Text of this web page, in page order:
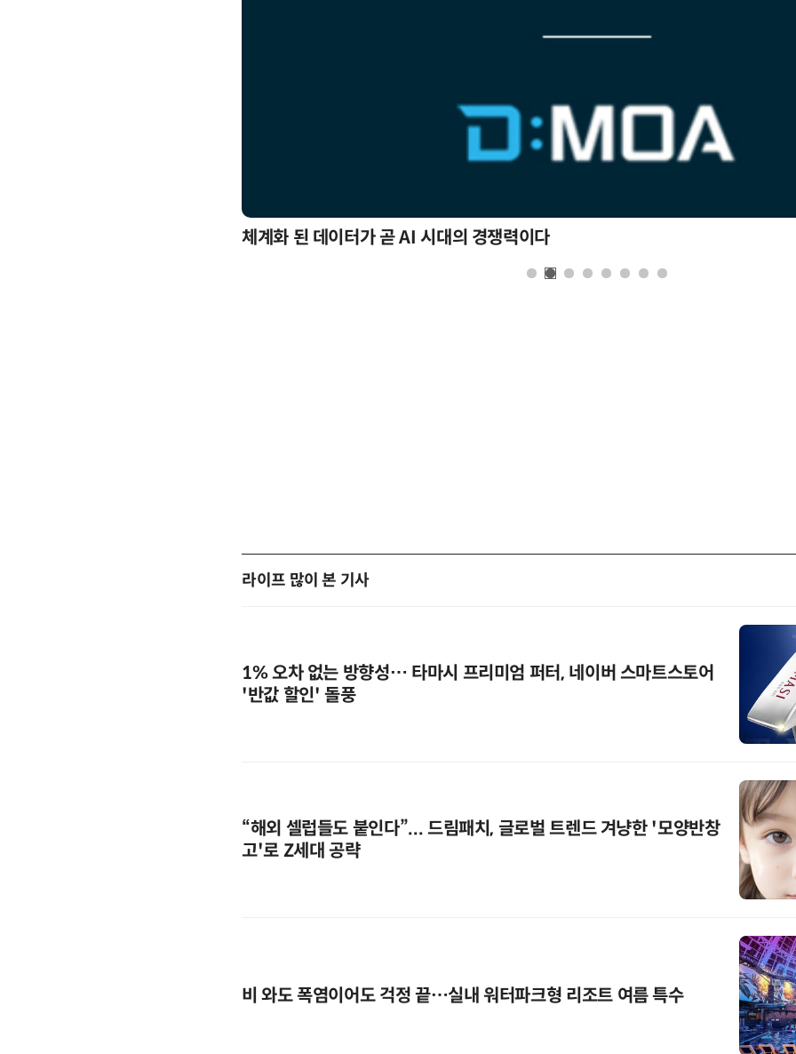
체계화 된 데이터가 곧 AI 시대의 경쟁력이다
라이프 많이 본 기사
1% 오차 없는 방향성… 타마시 프리미엄 퍼터, 네이버 스마트스토어
'반값 할인' 돌풍
“해외 셀럽들도 붙인다”... 드림패치, 글로벌 트렌드 겨냥한 '모양반창
고'로 Z세대 공략
비 와도 폭염이어도 걱정 끝…실내 워터파크형 리조트 여름 특수